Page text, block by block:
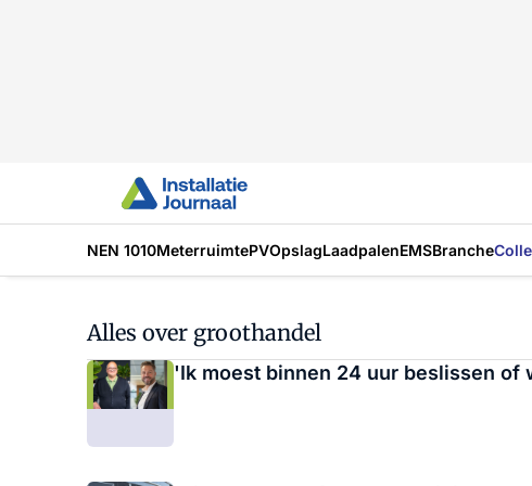
NEN 1010MeterruimtePVOpslagLaadpalenEMSBranche
Alles over groothandel
'Ik moest binnen 24 uur beslissen of